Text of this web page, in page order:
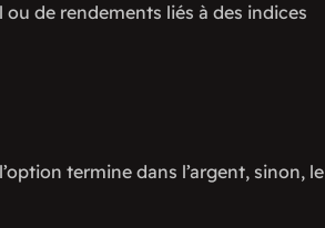
de rendements liés à des indices
termine dans l’argent, sinon, le